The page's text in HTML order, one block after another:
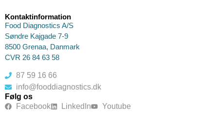
Kontaktinformation
Food Diagnostics A/S
Søndre Kajgade 7-9
8500 Grenaa, Danmark
CVR 26 84 63 58
87 59 16 66
info@fooddiagnostics.dk
Følg os
Facebook
LinkedIn Youtube